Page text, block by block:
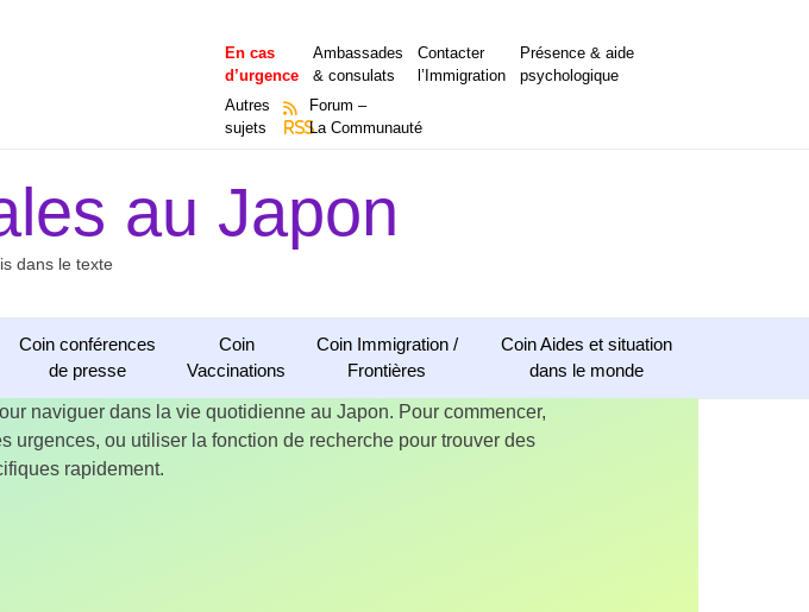
En cas
d’urgence
Ambassades
& consulats
Contacter
l’Immigration
Présence & aide
psychologique
Autres
sujets
RSS
Forum –
La Communauté
au Japon
dans le texte
Coin conférences
de presse
Coin
Vaccinations
Coin Immigration /
Frontières
Coin Aides et situation
dans le monde
naviguer dans la vie quotidienne au Japon. Pour commencer,
ou utiliser la fonction de recherche pour trouver des
rapidement.